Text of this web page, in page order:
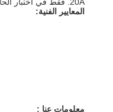
المعايير الفنية:
معلومات عنا :